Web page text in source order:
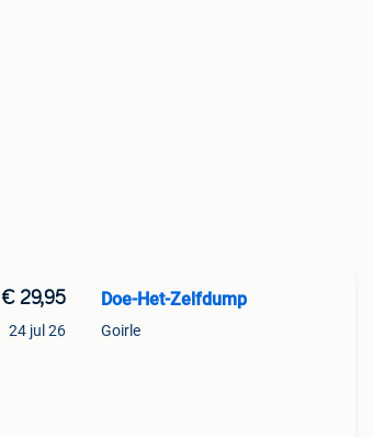
€ 29,95
24 jul 26
Doe-Het-Zelfdump
Goirle